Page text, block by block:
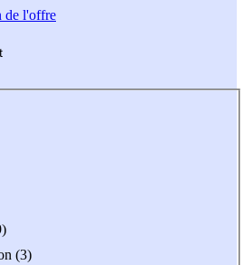
de l'offre
(3)